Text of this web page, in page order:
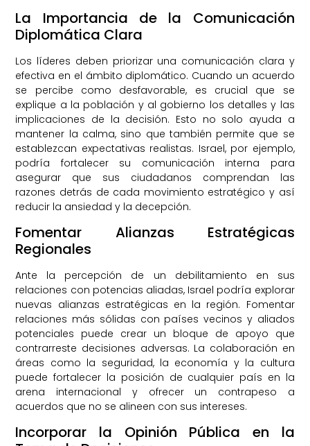
La Importancia de la Comunicación
Diplomática Clara
Los líderes deben priorizar una comunicación clara y
efectiva en el ámbito diplomático. Cuando un acuerdo
se percibe como desfavorable, es crucial que se
explique a la población y al gobierno los detalles y las
implicaciones de la decisión. Esto no solo ayuda a
mantener la calma, sino que también permite que se
establezcan expectativas realistas. Israel, por ejemplo,
podría fortalecer su comunicación interna para
asegurar que sus ciudadanos comprendan las
razones detrás de cada movimiento estratégico y así
reducir la ansiedad y la decepción.
Fomentar Alianzas Estratégicas
Regionales
Ante la percepción de un debilitamiento en sus
relaciones con potencias aliadas, Israel podría explorar
nuevas alianzas estratégicas en la región. Fomentar
relaciones más sólidas con países vecinos y aliados
potenciales puede crear un bloque de apoyo que
contrarreste decisiones adversas. La colaboración en
áreas como la seguridad, la economía y la cultura
puede fortalecer la posición de cualquier país en la
arena internacional y ofrecer un contrapeso a
acuerdos que no se alineen con sus intereses.
Incorporar la Opinión Pública en la